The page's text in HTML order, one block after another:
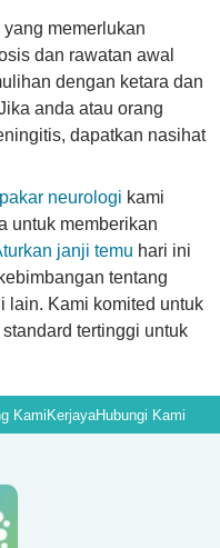
memerlukan
dan rawatan awal
dengan ketara dan
anda atau orang
dapatkan nasihat
pakar neurologi kami
untuk memberikan
janji temu hari ini
tentang
lain. Kami komited untuk
tertinggi untuk
KamiKerjayaHubungi Kami